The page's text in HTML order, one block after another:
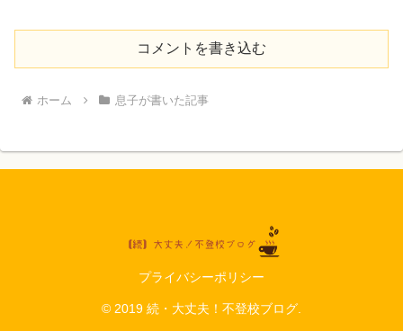
コメントを書き込む
ホーム 息子が書いた記事
プライバシーポリシー
© 2019 続・大丈夫！不登校ブログ.